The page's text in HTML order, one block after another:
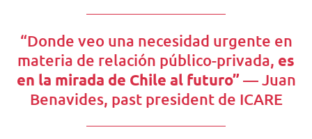
“Donde veo una necesidad urgente en
materia de relación público-privada, es
en la mirada de Chile al futuro” — Juan
Benavides, past president de ICARE